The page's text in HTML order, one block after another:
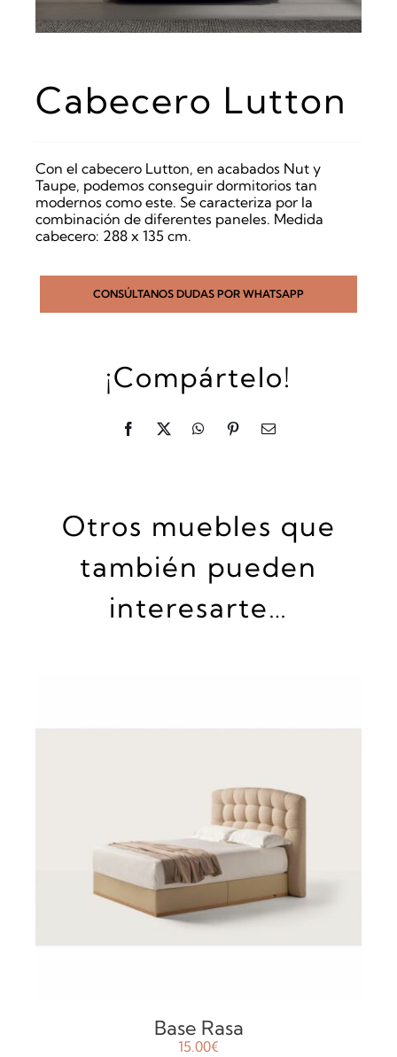
Cabecero Lutton
Con el cabecero Lutton, en acabados Nut y
Taupe, podemos conseguir dormitorios tan
modernos como este. Se caracteriza por la
combinación de diferentes paneles. Medida
cabecero: 288 x 135 cm.
CONSÚLTANOS DUDAS POR WHATSAPP
¡Compártelo!
Otros muebles que
también pueden
interesarte…
AÑADIR AL CARRITO / DETALLES
Base Rasa
15.00€